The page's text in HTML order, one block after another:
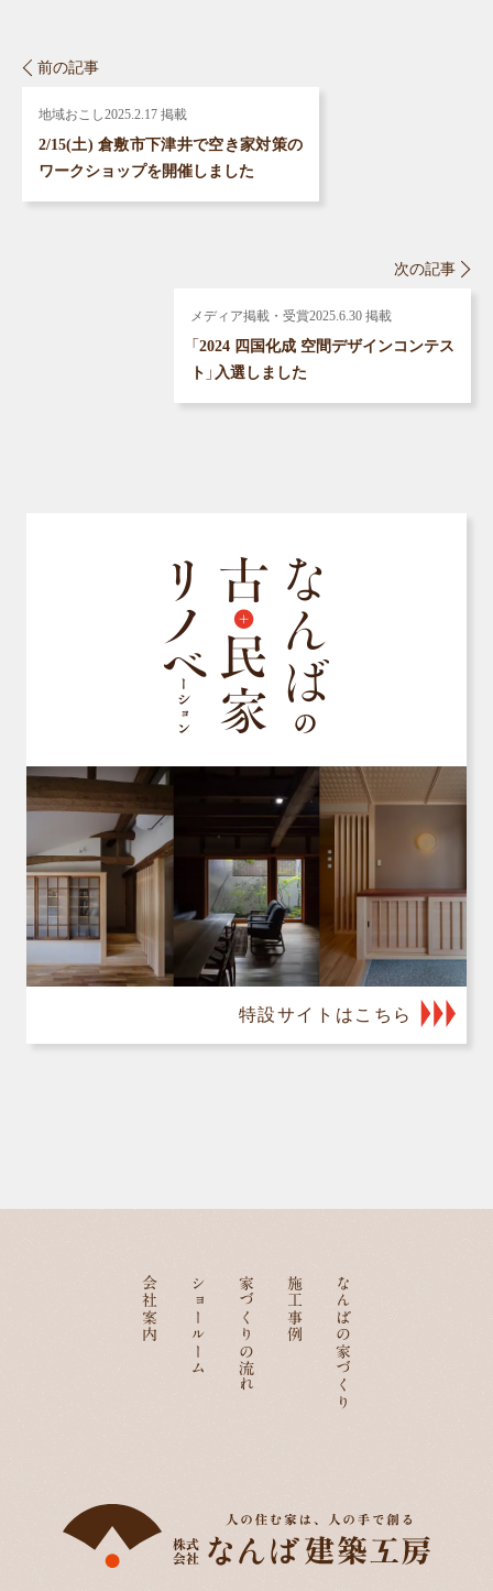
前の記事
地域おこし2025.2.17 掲載
2/15(土) 倉敷市下津井で空き家対策の
ワークショップを開催しました
次の記事
メディア掲載・受賞2025.6.30 掲載
「2024 四国化成 空間デザインコンテス
ト」入選しました
特設サイトはこちら
なんばの家づくり
施工事例
家づくりの流れ
ショールーム
会社案内